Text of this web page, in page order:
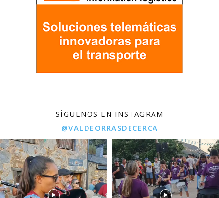
SÍGUENOS EN INSTAGRAM
@VALDEORRASDECERCA